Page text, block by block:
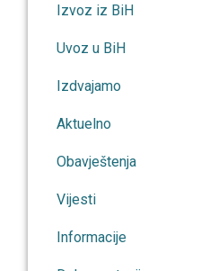
Izvoz iz BiH
Uvoz u BiH
Izdvajamo
Aktuelno
Obavještenja
Vijesti
Informacije